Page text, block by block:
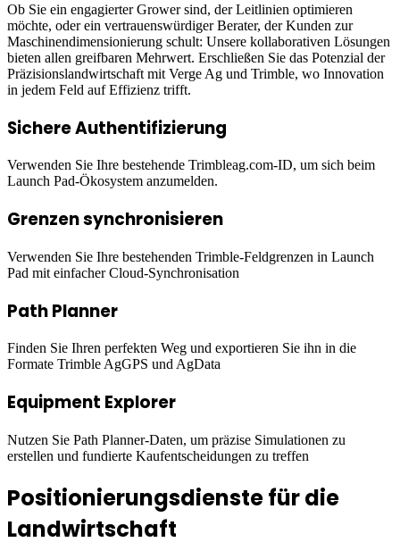
Ob Sie ein engagierter Grower sind, der Leitlinien optimieren
möchte, oder ein vertrauenswürdiger Berater, der Kunden zur
Maschinendimensionierung schult: Unsere kollaborativen Lösungen
bieten allen greifbaren Mehrwert. Erschließen Sie das Potenzial der
Präzisionslandwirtschaft mit Verge Ag und Trimble, wo Innovation
in jedem Feld auf Effizienz trifft.
Sichere Authentifizierung
Verwenden Sie Ihre bestehende Trimbleag.com-ID, um sich beim
Launch Pad-Ökosystem anzumelden.
Grenzen synchronisieren
Verwenden Sie Ihre bestehenden Trimble-Feldgrenzen in Launch
Pad mit einfacher Cloud-Synchronisation
Path Planner
Finden Sie Ihren perfekten Weg und exportieren Sie ihn in die
Formate Trimble AgGPS und AgData
Equipment Explorer
Nutzen Sie Path Planner-Daten, um präzise Simulationen zu
erstellen und fundierte Kaufentscheidungen zu treffen
Positionierungsdienste für die
Landwirtschaft